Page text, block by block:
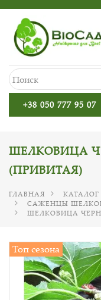
+38 050 777 95 07
ШЕЛКОВИЦА
(ПРИВИТАЯ)
ГЛАВНАЯ КАТАЛОГ
САЖЕНЦЫ
ШЕЛКОВИЦА
Топ сезона